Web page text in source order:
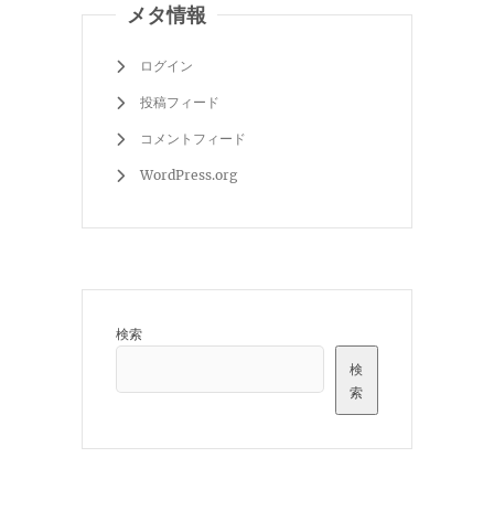
メタ情報
ログイン
投稿フィード
コメントフィード
WordPress.org
検索
検
索